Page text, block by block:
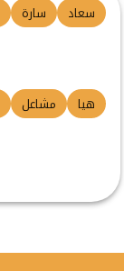
سعاد سارة
هيا مشاعل